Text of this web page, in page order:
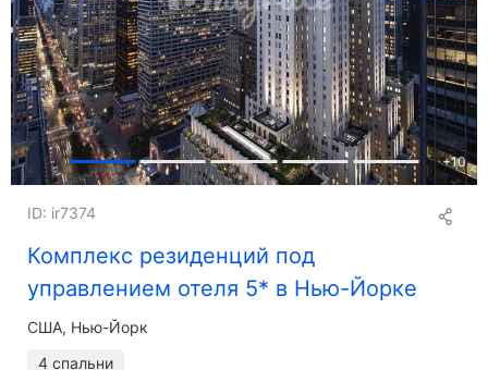
+10
Комплекс резиденций под
управлением отеля 5* в Нью-Йорке
ID: ir7374
США, Нью-Йорк
4 спальни